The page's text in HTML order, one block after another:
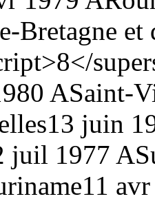
Bretagne et
ASaint-
13 juin
juil 1977 A
11